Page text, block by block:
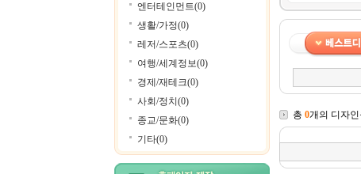
엔터테인먼트(0)
생활/가정(0)
레저/스포츠(0)
여행/세계정보(0)
경제/재테크(0)
사회/정치(0)
종교/문화(0)
기타(0)
총 0개의 디자